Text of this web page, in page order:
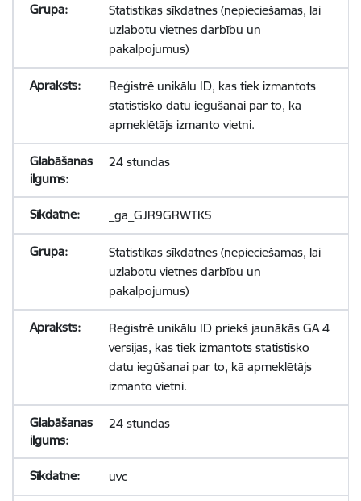
Statistikas sīkdatnes (nepieciešamas, lai
uzlabotu vietnes darbību un
pakalpojumus)
Reģistrē unikālu ID, kas tiek izmantots
statistisko datu iegūšanai par to, kā
apmeklētājs izmanto vietni.
24 stundas
_ga_GJR9GRWTKS
Statistikas sīkdatnes (nepieciešamas, lai
uzlabotu vietnes darbību un
pakalpojumus)
Reģistrē unikālu ID priekš jaunākās GA 4
versijas, kas tiek izmantots statistisko
datu iegūšanai par to, kā apmeklētājs
izmanto vietni.
24 stundas
uvc